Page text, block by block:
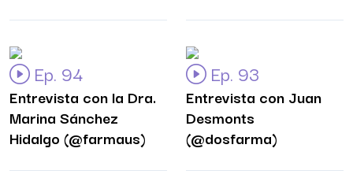
Ep. 94
Entrevista con la Dra.
Marina Sánchez
Hidalgo (@farmaus)
Ep. 93
Entrevista con Juan
Desmonts
(@dosfarma)